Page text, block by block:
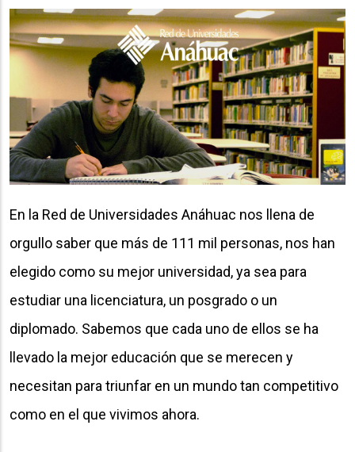
En la Red de Universidades Anáhuac nos llena de
orgullo saber que más de 111 mil personas, nos han
elegido como su mejor universidad, ya sea para
estudiar una licenciatura, un posgrado o un
diplomado. Sabemos que cada uno de ellos se ha
llevado la mejor educación que se merecen y
necesitan para triunfar en un mundo tan competitivo
como en el que vivimos ahora.